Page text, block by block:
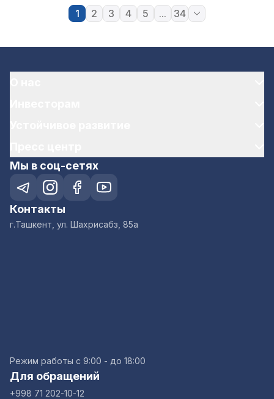
1 2 3 4 5 ... 34
Мы в соц-сетях
Контакты
г.Ташкент, ул. Шахрисабз, 85а
Режим работы с 9:00 - до 18:00
Для обращений
+998 71 202-10-12